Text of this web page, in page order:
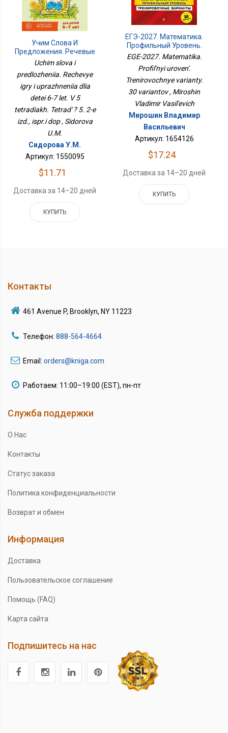
Учим Слова И
Предложения. Речевые
Игры И Упражнения Для
Детей 6-7 Лет. В 5
Тетрадях. Тетрадь № 5.
2-Е Изд., Испр.и Доп
Uchim slova i
predlozheniia. Rechevye
igry i uprazhneniia dlia
detei 6-7 let. V 5
tetradiakh. Tetrad' ? 5. 2-e
izd., ispr.i dop , Sidorova
U.M.
Сидорова У.М.
Артикул: 1550095
$11.71
Доставка за 14–20 дней
КУПИТЬ
ЕГЭ-2027. Математика.
Профильный Уровень.
Тренировочные
EGE-2027. Matematika.
Profil'nyi uroven'.
Trenirovochnye varianty.
30 variantov , Miroshin
Vladimir Vasil'evich
Мирошин Владимир
Васильевич
Артикул: 1654126
$17.24
Доставка за 14–20 дней
КУПИТЬ
Контакты
461 Avenue P, Brooklyn, NY 11223
Телефон: 888-564-4664
Email: orders@kniga.com
Работаем: 11:00–19:00 (EST), пн-пт
Служба поддержки
О Нас
Контакты
Статус заказа
Политика конфиденциальности
Возврат и обмен
Информация
Доставка
Пользовательское соглашение
Помощь (FAQ)
Карта сайта
Подпишитесь на нас